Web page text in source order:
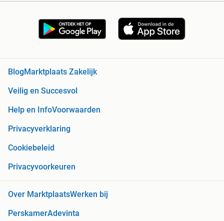
Blog Marktplaats Zakelijk
Veilig en Succesvol
Help en InfoVoorwaarden
Privacyverklaring
Cookiebeleid
Privacyvoorkeuren
Over MarktplaatsWerken bij
PerskamerAdevinta